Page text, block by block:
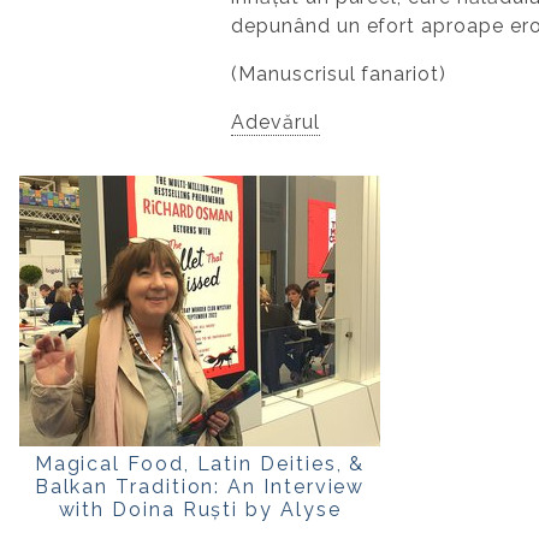
depunând un efort aproape
(Manuscrisul fanariot)
Adevărul
Magical Food, Latin Deities, &
Balkan Tradition: An Interview
with Doina Ruști by Alyse